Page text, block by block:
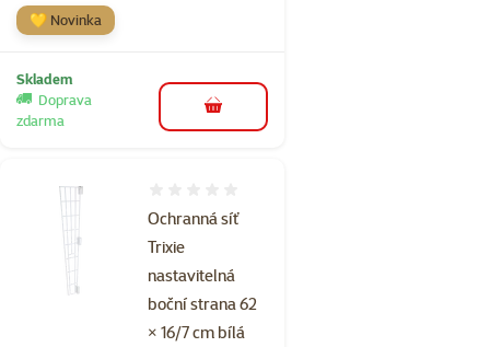
💛 Novinka
Skladem
Doprava
zdarma
do košíku
Ochranná síť
Trixie
nastavitelná
boční strana 62
× 16/7 cm bílá